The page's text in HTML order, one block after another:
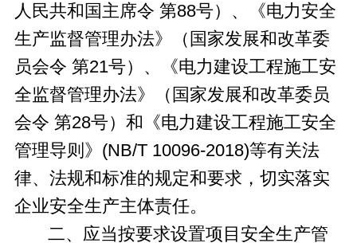
人民共和国主席令 第88号）、《电力安全
生产监督管理办法》（国家发展和改革委
员会令 第21号）、《电力建设工程施工安
全监督管理办法》（国家发展和改革委员
会令 第28号）和《电力建设工程施工安全
管理导则》(NB/T 10096-2018)等有关法
律、法规和标准的规定和要求，切实落实
企业安全生产主体责任。
二、应当按要求设置项目安全生产管